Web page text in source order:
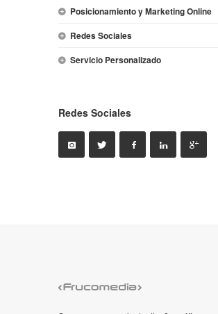
Posicionamiento y Marketing Online
Redes Sociales
Servicio Personalizado
Redes Sociales